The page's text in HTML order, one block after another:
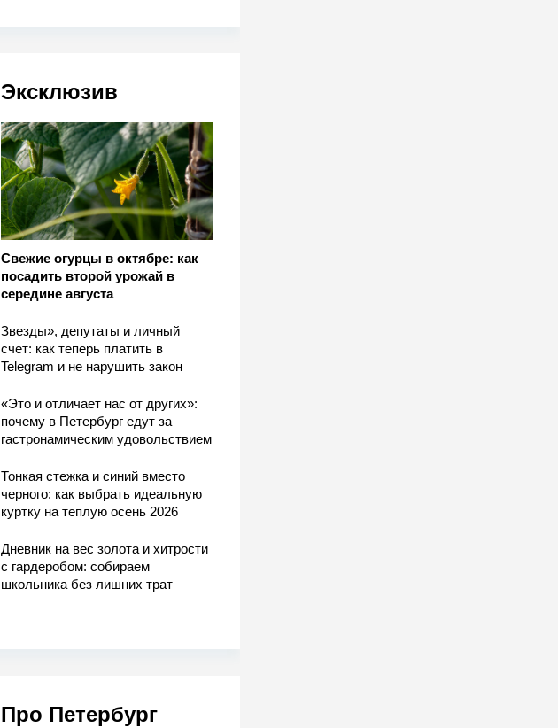
Эксклюзив
Свежие огурцы в октябре: как
посадить второй урожай в
середине августа
Звезды», депутаты и личный
счет: как теперь платить в
Telegram и не нарушить закон
«Это и отличает нас от других»:
почему в Петербург едут за
гастронамическим удовольствием
Тонкая стежка и синий вместо
черного: как выбрать идеальную
куртку на теплую осень 2026
Дневник на вес золота и хитрости
с гардеробом: собираем
школьника без лишних трат
Про Петербург